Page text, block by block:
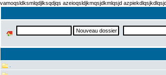
vamoqsldksmlqdjlksqdjqs azeioqsldjkmqsjdkmlqsjd